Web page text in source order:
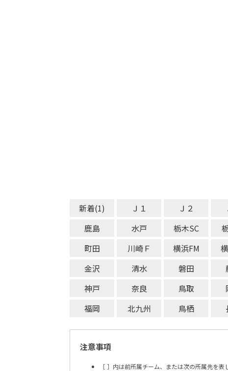
新着(1) Ｊ１ Ｊ２
鹿島
水戸 栃木SC
町田
川崎Ｆ 横浜FM
金沢
清水 磐田
神戸
奈良 鳥取
福岡
北九州 鳥栖
注意事項
［ ］内は前所属チーム、または次の所属先を